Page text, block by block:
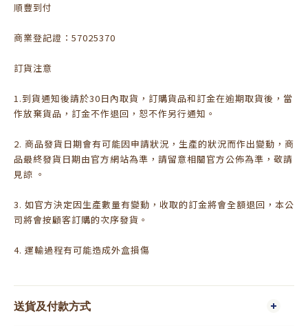
順豐到付
商業登記證：57025370
訂貨注意
1.到貨通知後請於30日內取貨，訂購貨品和訂金在逾期取貨後，當
作放棄貨品，訂金不作退回，恕不作另行通知。
2. 商品發貨日期會有可能因申請狀況，生產的狀況而作出變動，商
品最終發貨日期由官方網站為準，請留意相關官方公佈為準，敬請
見諒 。
3. 如官方決定因生產數量有變動，收取的訂金將會全額退回，本公
司將會按顧客訂購的次序發貨。
4. 運輸過程有可能造成外盒損傷
送貨及付款方式